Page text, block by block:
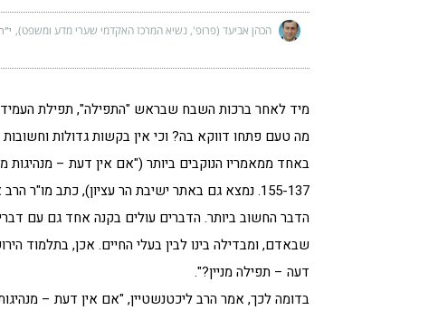
הכהן אביעד (פרופ', נשיא המרכז האקדמי שערי מדע ומשפט)
מיד לאחר ברכות השבח שבראש "התפילה", תפילת
מה טעם פתחו דווקא בה? וכי אין בקשות גדולות וחשובות
באחד ממאמריו הנוקבים ביותר ("אם אין דעת – מנהיגות
155-137. נמצא גם באתר ישיבת הר עציון), כתב
הדבר החשוב ביותר. הדברים עולים בקנה אחד גם עם
שבאדם, ומבדילה בינו לבין בעלי החיים. אכן, בתלמוד
דעה – תפילה מניין?".
בדומה לכך, אמר הרב ליכטנשטיין, "אם אין דעת –